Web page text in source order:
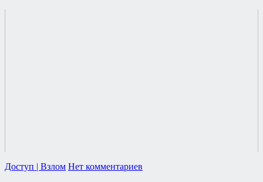
Доступ | Взлом Нет комментариев